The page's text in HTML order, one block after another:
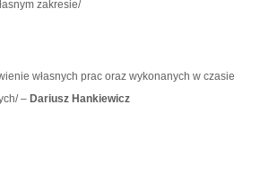
zakresie/
własnych prac oraz wykonanych w czasie
– Dariusz Hankiewicz